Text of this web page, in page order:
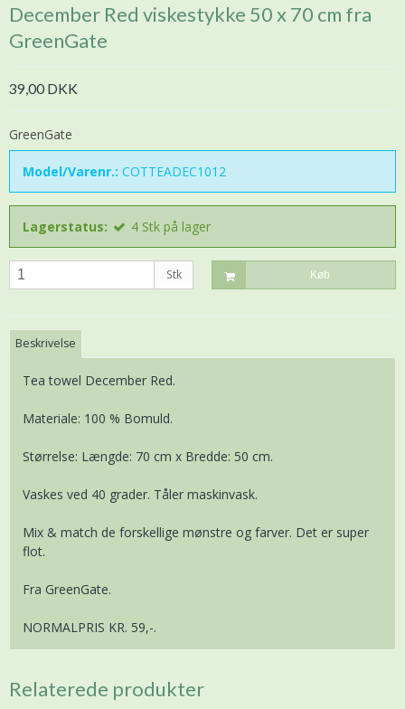
December Red viskestykke 50 x 70 cm fra
GreenGate
39,00 DKK
GreenGate
Model/Varenr.: COTTEADEC1012
Lagerstatus: 4 Stk på lager
Stk Køb
Beskrivelse
Tea towel December Red.
Materiale: 100 % Bomuld.
Størrelse: Længde: 70 cm x Bredde: 50 cm.
Vaskes ved 40 grader. Tåler maskinvask.
Mix & match de forskellige mønstre og farver. Det er super
flot.
Fra GreenGate.
NORMALPRIS KR. 59,-.
Relaterede produkter